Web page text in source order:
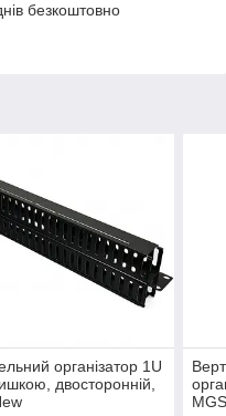
безкоштовно
організатор 1U
двосторонній,